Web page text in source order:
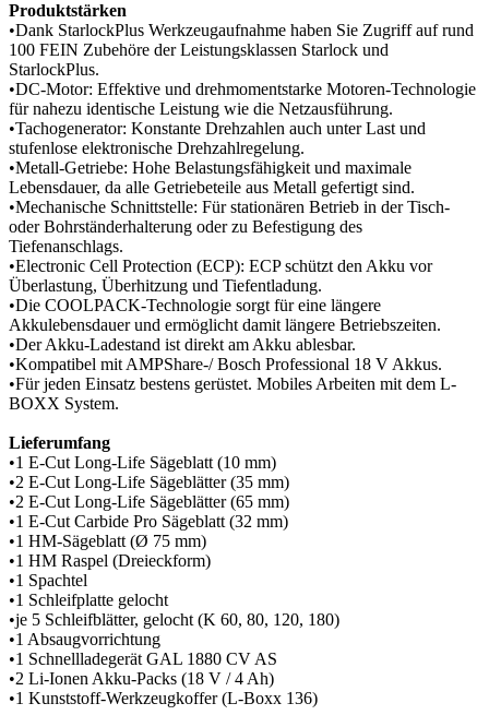
Produktstärken
•Dank StarlockPlus Werkzeugaufnahme haben Sie Zugriff auf rund
100 FEIN Zubehöre der Leistungsklassen Starlock und
StarlockPlus.
•DC-Motor: Effektive und drehmomentstarke Motoren-Technologie
für nahezu identische Leistung wie die Netzausführung.
•Tachogenerator: Konstante Drehzahlen auch unter Last und
stufenlose elektronische Drehzahlregelung.
•Metall-Getriebe: Hohe Belastungsfähigkeit und maximale
Lebensdauer, da alle Getriebeteile aus Metall gefertigt sind.
•Mechanische Schnittstelle: Für stationären Betrieb in der Tisch-
oder Bohrständerhalterung oder zu Befestigung des
Tiefenanschlags.
•Electronic Cell Protection (ECP): ECP schützt den Akku vor
Überlastung, Überhitzung und Tiefentladung.
•Die COOLPACK-Technologie sorgt für eine längere
Akkulebensdauer und ermöglicht damit längere Betriebszeiten.
•Der Akku-Ladestand ist direkt am Akku ablesbar.
•Kompatibel mit AMPShare-/ Bosch Professional 18 V Akkus.
•Für jeden Einsatz bestens gerüstet. Mobiles Arbeiten mit dem L-
BOXX System.
Lieferumfang
•1 E-Cut Long-Life Sägeblatt (10 mm)
•2 E-Cut Long-Life Sägeblätter (35 mm)
•2 E-Cut Long-Life Sägeblätter (65 mm)
•1 E-Cut Carbide Pro Sägeblatt (32 mm)
•1 HM-Sägeblatt (Ø 75 mm)
•1 HM Raspel (Dreieckform)
•1 Spachtel
•1 Schleifplatte gelocht
•je 5 Schleifblätter, gelocht (K 60, 80, 120, 180)
•1 Absaugvorrichtung
•1 Schnellladegerät GAL 1880 CV AS
•2 Li-Ionen Akku-Packs (18 V / 4 Ah)
•1 Kunststoff-Werkzeugkoffer (L-Boxx 136)